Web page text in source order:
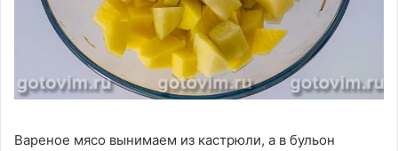
Вареное мясо вынимаем из кастрюли, а в бульон